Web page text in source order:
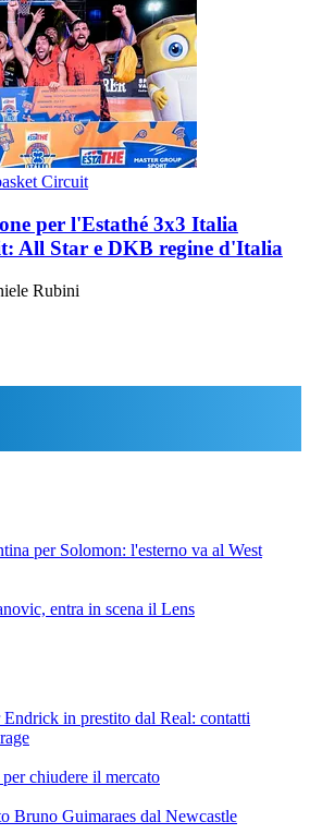
Circuit
per l'Estathé 3x3 Italia
All Star e DKB regine d'Italia
Rubini
per Solomon: l'esterno va al West
entra in scena il Lens
in prestito dal Real: contatti
chiudere il mercato
Bruno Guimaraes dal Newcastle